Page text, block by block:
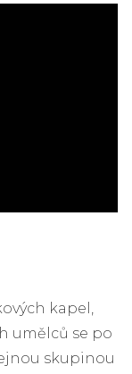
kapel,
umělců se po
skupinou